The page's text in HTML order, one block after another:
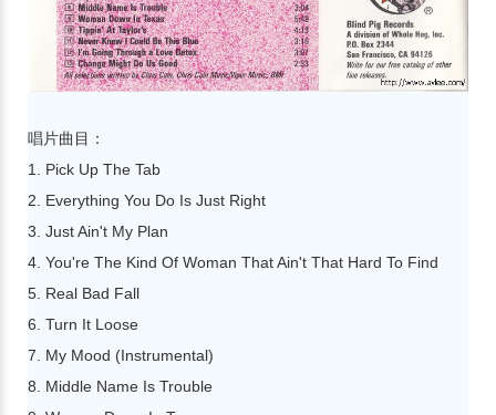
唱片曲目：
1. Pick Up The Tab
2. Everything You Do Is Just Right
3. Just Ain't My Plan
4. You're The Kind Of Woman That Ain't That Hard To Find
5. Real Bad Fall
6. Turn It Loose
7. My Mood (Instrumental)
8. Middle Name Is Trouble